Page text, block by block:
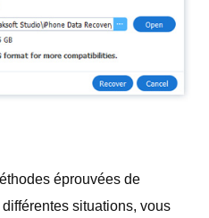
éprouvées de
différentes situations, vous